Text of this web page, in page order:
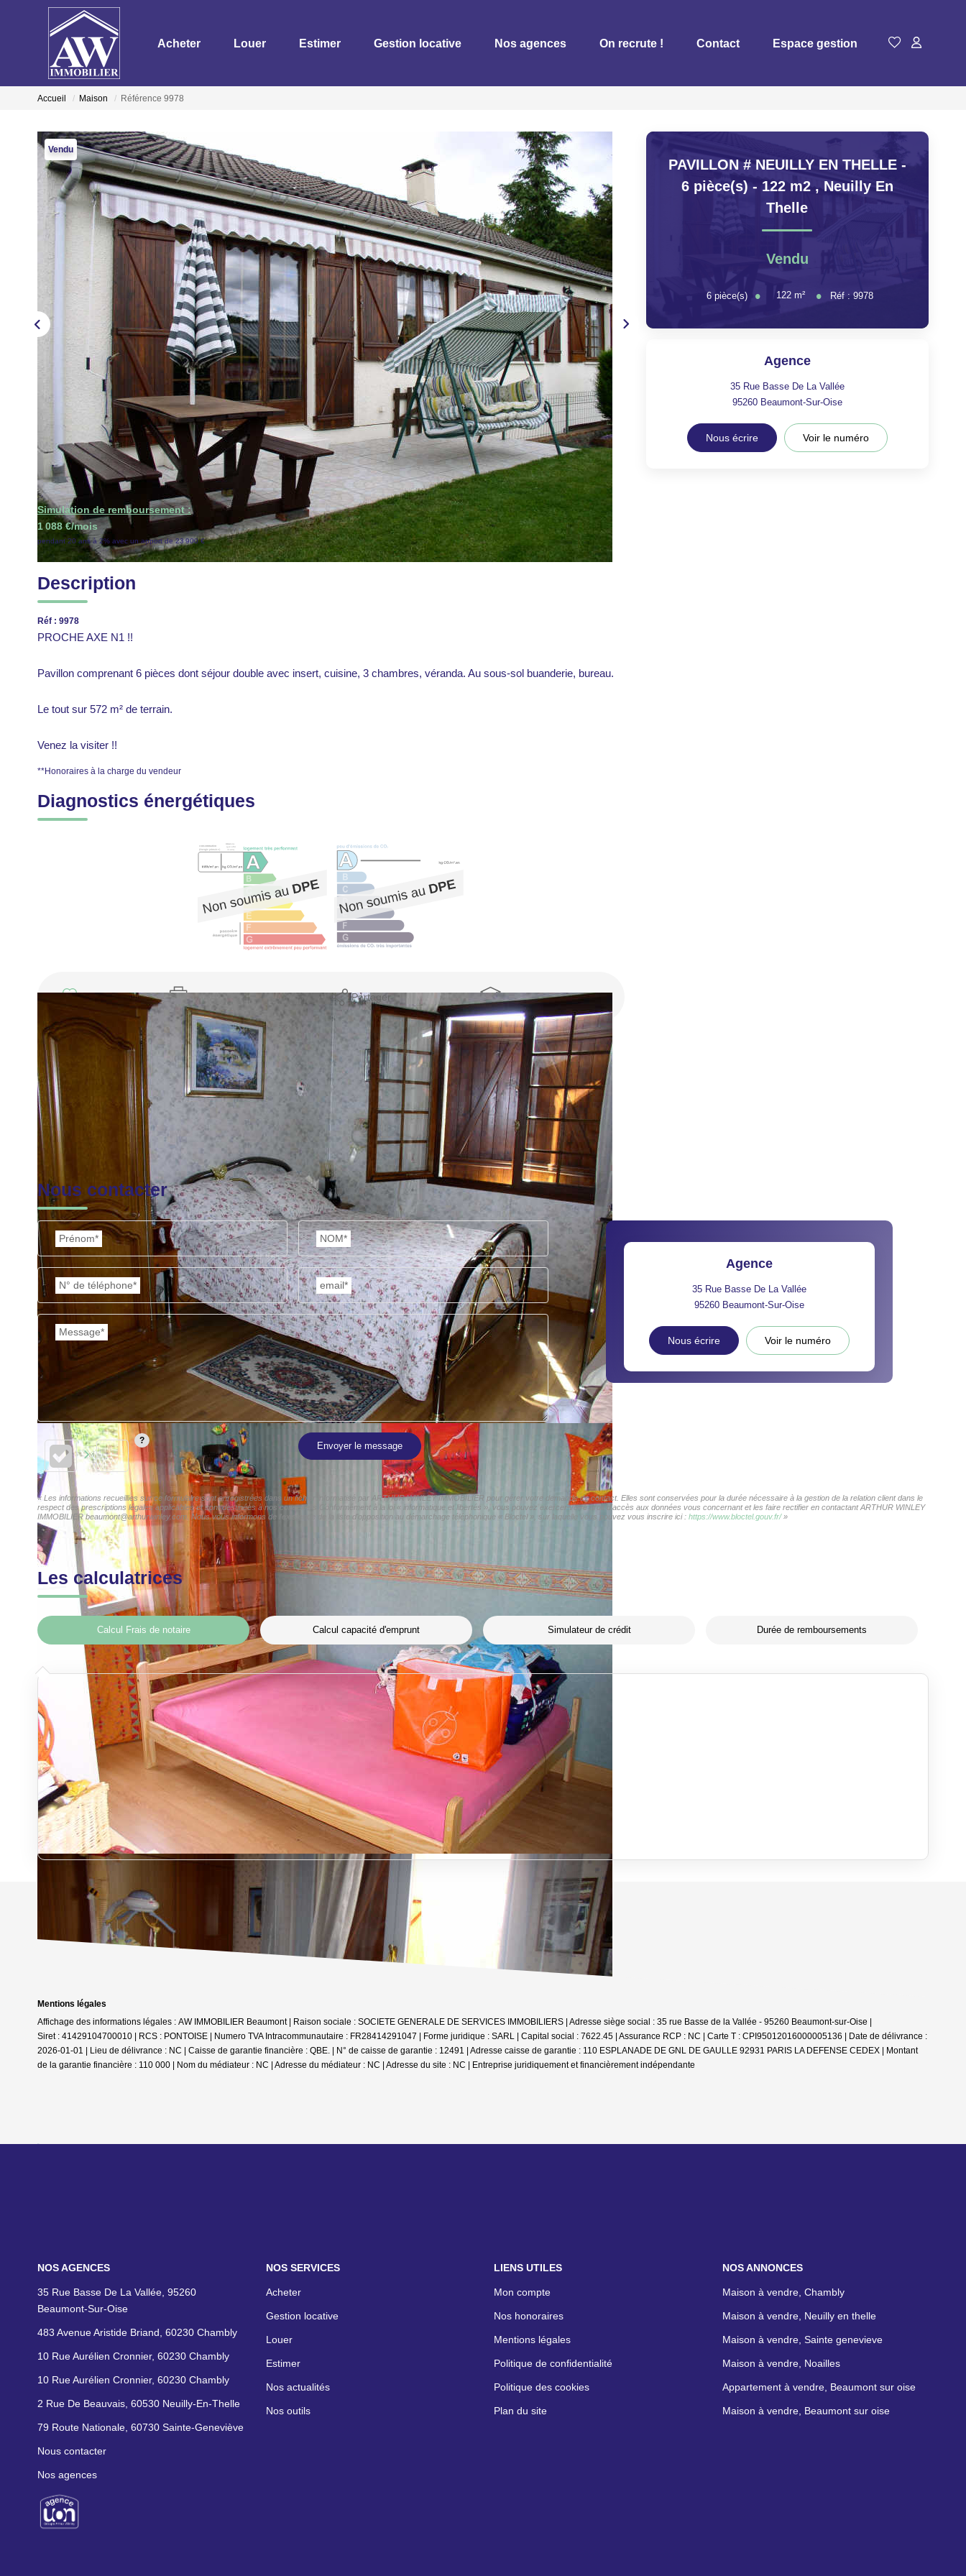
Acheter Louer Estimer Gestion locative Nos agences On recrute ! Contact Espace gestion
Accueil Maison Référence 9978
Vendu
Simulation de remboursement :
1 088 €/mois
pendant 20 ans à 2% avec un apport de 23 900 €
Description
Réf : 9978
PROCHE AXE N1 !!
Pavillon comprenant 6 pièces dont séjour double avec insert, cuisine, 3 chambres, véranda. Au sous-sol buanderie, bureau.
Le tout sur 572 m² de terrain.
Venez la visiter !!
**Honoraires à la charge du vendeur
Diagnostics énergétiques
Imprimer Partager Calculer mon budget
Nos honoraires
PAVILLON # NEUILLY EN THELLE -
6 pièce(s) - 122 m2, Neuilly En
Thelle
Vendu
6pièce(s) 122 m² Réf :9978
Agence
35 Rue Basse De La Vallée
95260 Beaumont-Sur-Oise
Nous écrire Voir le numéro
Nous contacter
Prénom* NOM*
N° de téléphone* email*
Message*
Envoyer le message
Agence
35 Rue Basse De La Vallée
95260 Beaumont-Sur-Oise
Nous écrire Voir le numéro
« Les informations recueillies sur ce formulaire sont enregistrées dans un fichier informatisé par ARTHUR WINLEY IMMOBILIER pour gérer votre demande de contact. Elles sont conservées pour la durée nécessaire à la gestion de la relation client dans le
respect des prescriptions légales applicables et sont destinées à nos conseillers Conformément à la loi « informatique et libertés », vous pouvez exercer votre droit d'accès aux données vous concernant et les faire rectifier en contactant ARTHUR WINLEY
IMMOBILIER beaumont@arthurwinley.com. Nous vous informons de l'existence de la liste d'opposition au démarchage téléphonique « Bloctel », sur laquelle vous pouvez vous inscrire ici : https://www.bloctel.gouv.fr/»
Les calculatrices
Calcul Frais de notaire Calcul capacité d'emprunt Simulateur de crédit Durée de remboursements
Mentions légales
Affichage des informations légales : AW IMMOBILIER Beaumont | Raison sociale : SOCIETE GENERALE DE SERVICES IMMOBILIERS | Adresse siège social : 35 rue Basse de la Vallée - 95260 Beaumont-sur-Oise |
Siret : 41429104700010 | RCS : PONTOISE | Numero TVA Intracommunautaire : FR28414291047 | Forme juridique : SARL | Capital social : 7622.45 | Assurance RCP : NC | Carte T : CPI95012016000005136 | Date de délivrance :
2026-01-01 | Lieu de délivrance : NC | Caisse de garantie financière : QBE. | N° de caisse de garantie : 12491 | Adresse caisse de garantie : 110 ESPLANADE DE GNL DE GAULLE 92931 PARIS LA DEFENSE CEDEX | Montant
de la garantie financière : 110 000 | Nom du médiateur : NC | Adresse du médiateur : NC | Adresse du site : NC |
Entreprise juridiquement et financièrement indépendante
NOS AGENCES
35 Rue Basse De La Vallée, 95260
Beaumont-Sur-Oise
483 Avenue Aristide Briand, 60230 Chambly
10 Rue Aurélien Cronnier, 60230 Chambly
10 Rue Aurélien Cronnier, 60230 Chambly
2 Rue De Beauvais, 60530 Neuilly-En-Thelle
79 Route Nationale, 60730 Sainte-Geneviève
Nous contacter
Nos agences
NOS SERVICES
Acheter
Gestion locative
Louer
Estimer
Nos actualités
Nos outils
LIENS UTILES
Mon compte
Nos honoraires
Mentions légales
Politique de confidentialité
Politique des cookies
Plan du site
NOS ANNONCES
Maison à vendre, Chambly
Maison à vendre, Neuilly en thelle
Maison à vendre, Sainte genevieve
Maison à vendre, Noailles
Appartement à vendre, Beaumont sur oise
Maison à vendre, Beaumont sur oise